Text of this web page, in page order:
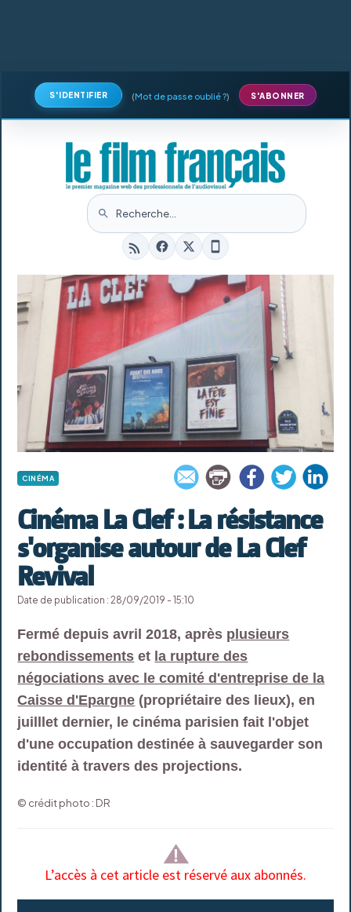
S'IDENTIFIER (Mot de passe oublié ?) S'ABONNER
CINÉMA
Cinéma La Clef : La résistance
s'organise autour de La Clef
Revival
Date de publication : 28/09/2019 - 15:10
Fermé depuis avril 2018, après plusieurs
rebondissements et la rupture des
négociations avec le comité d'entreprise de la
Caisse d'Epargne (propriétaire des lieux), en
juilllet dernier, le cinéma parisien fait l'objet
d'une occupation destinée à sauvegarder son
identité à travers des projections.
© crédit photo : DR
L’accès à cet article est réservé aux abonnés.